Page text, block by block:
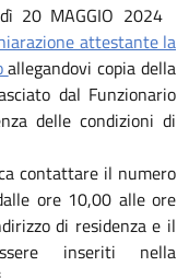
20 MAGGIO 2024
attestante la
allegandovi copia della
dal Funzionario
delle condizioni di
contattare il numero
ore 10,00 alle ore
di residenza e il
inseriti nella